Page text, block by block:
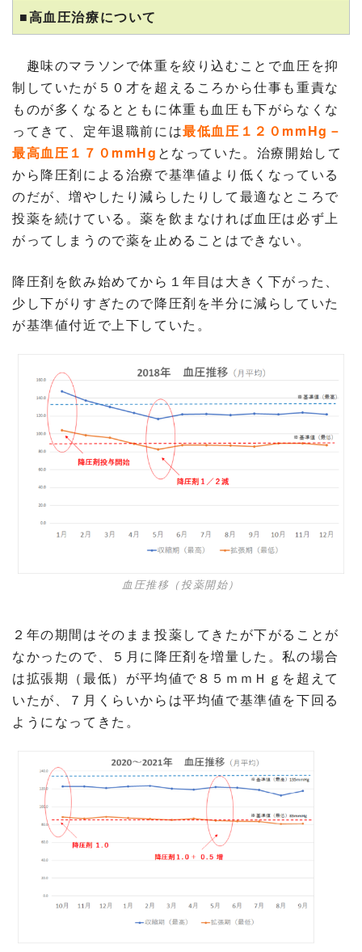
■高血圧治療について
趣味のマラソンで体重を絞り込むことで血圧を抑
制していたが５０才を超えるころから仕事も重責な
ものが多くなるとともに体重も血圧も下がらなくな
ってきて、定年退職前には最低血圧１２０mmHg－
最高血圧１７０mmHg となっていた。治療開始して
から降圧剤による治療で基準値より低くなっている
のだが、増やしたり減らしたりして最適なところで
投薬を続けている。薬を飲まなければ血圧は必ず上
がってしまうので薬を止めることはできない。
降圧剤を飲み始めてから１年目は大きく下がった、
少し下がりすぎたので降圧剤を半分に減らしていた
が基準値付近で上下していた。
血圧推移（投薬開始）
２年の期間はそのまま投薬してきたが下がることが
なかったので、５月に降圧剤を増量した。私の場合
は拡張期（最低）が平均値で８５ｍｍＨｇを超えて
いたが、７月くらいからは平均値で基準値を下回る
ようになってきた。